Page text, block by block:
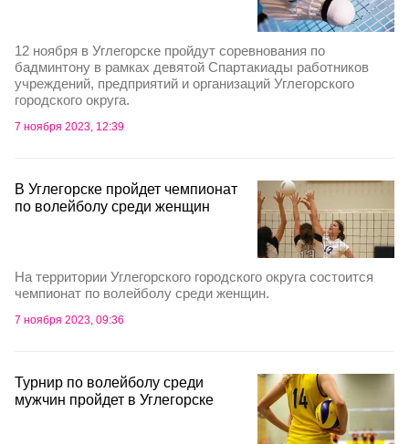
12 ноября в Углегорске пройдут соревнования по
бадминтону в рамках девятой Спартакиады работников
учреждений, предприятий и организаций Углегорского
городского округа.
7 ноября 2023, 12:39
В Углегорске пройдет чемпионат
по волейболу среди женщин
На территории Углегорского городского округа состоится
чемпионат по волейболу среди женщин.
7 ноября 2023, 09:36
Турнир по волейболу среди
мужчин пройдет в Углегорске